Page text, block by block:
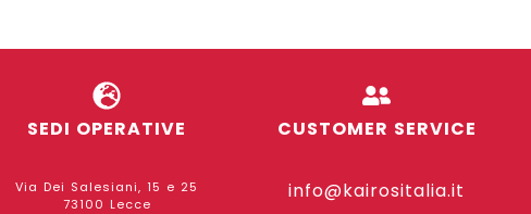
SEDI OPERATIVE
Via Dei Salesiani, 15 e 25
73100 Lecce
CUSTOMER SERVICE
info@kairositalia.it